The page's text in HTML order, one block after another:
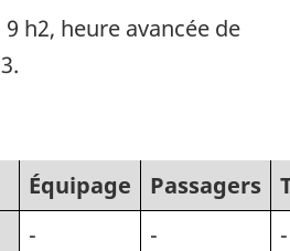
h2, heure avancée de
Équipage Passagers
- -
-